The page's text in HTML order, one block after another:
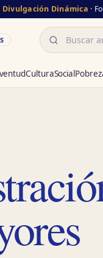
Divulgación Dinámica ·
Buscar
CulturaSocial